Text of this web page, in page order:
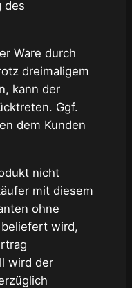
des
Ware durch
dreimaligem
kann der
Ggf.
dem Kunden
nicht
mit diesem
ohne
wird,
wird der